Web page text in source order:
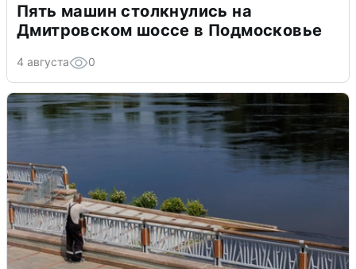
Пять машин столкнулись на
Дмитровском шоссе в Подмосковье
4 августа 0